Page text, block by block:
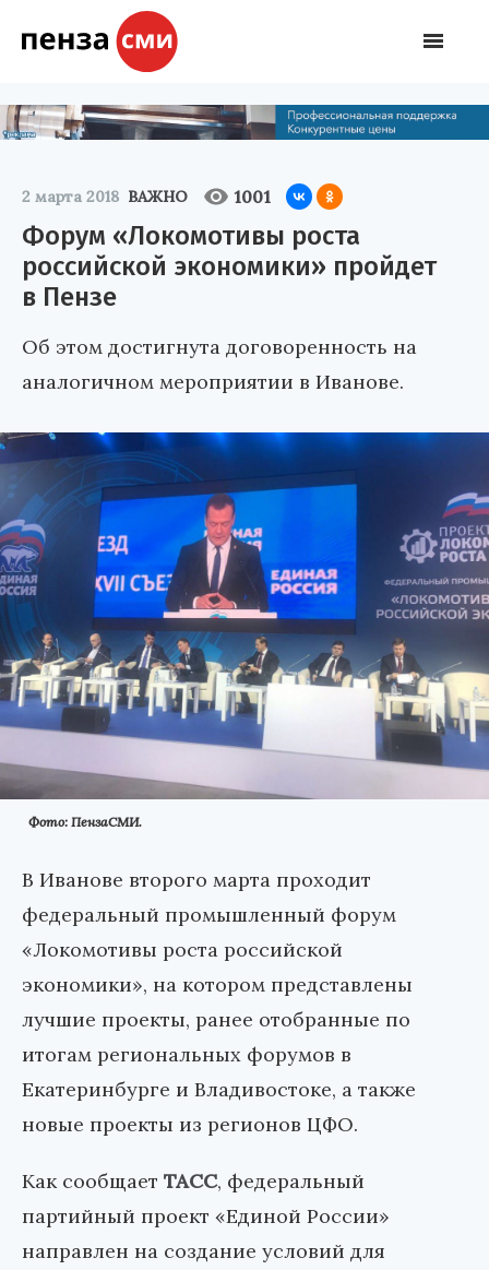
2 марта 2018 ВАЖНО 1001
Форум «Локомотивы роста
российской экономики» пройдет
в Пензе
Об этом достигнута договоренность на
аналогичном мероприятии в Иванове.
Фото: ПензаСМИ.
В Иванове второго марта проходит
федеральный промышленный форум
«Локомотивы роста российской
экономики», на котором представлены
лучшие проекты, ранее отобранные по
итогам региональных форумов в
Екатеринбурге и Владивостоке, а также
новые проекты из регионов ЦФО.
Как сообщает ТАСС, федеральный
партийный проект «Единой России»
направлен на создание условий для